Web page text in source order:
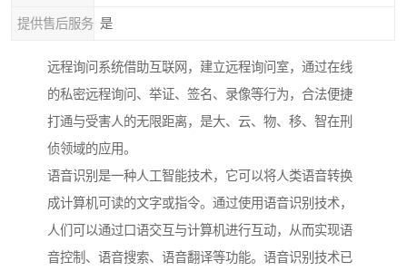
提供售后服务 是
远程询问系统借助互联网，建立远程询问室，通过在线
的私密远程询问、举证、签名、录像等行为，合法便捷
打通与受害人的无限距离，是大、云、物、移、智在刑
侦领域的应用。
语音识别是一种人工智能技术，它可以将人类语音转换
成计算机可读的文字或指令。通过使用语音识别技术，
人们可以通过口语交互与计算机进行互动，从而实现语
音控制、语音搜索、语音翻译等功能。语音识别技术已